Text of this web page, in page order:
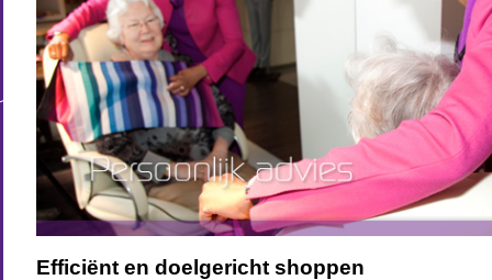
Efficiënt en doelgericht shoppen